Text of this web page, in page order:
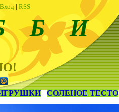
Вход | RSS
Б И
СОЛЕНОЕ ТЕСТО